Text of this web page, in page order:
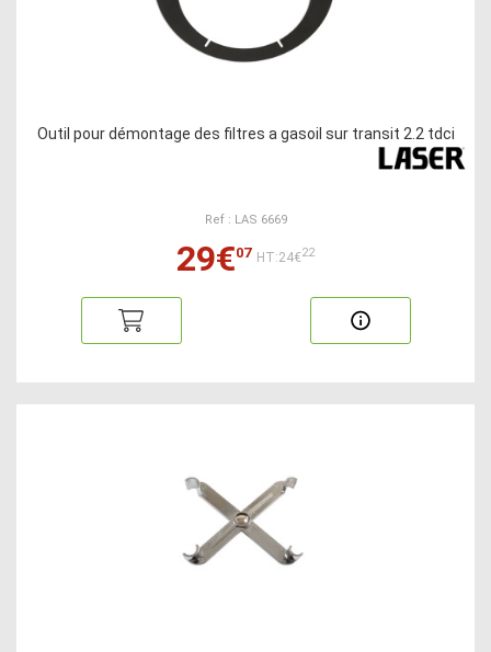
Outil pour démontage des filtres a gasoil sur transit 2.2 tdci
Ref : LAS 6669
29€07 HT:24€22